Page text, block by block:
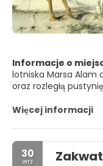
Informacje o
lotniska Marsa Alam
oraz rozległą
można by pomyśleć,
basenie. Jednak
Zbliż się do
Więcej informacji
30
wrz